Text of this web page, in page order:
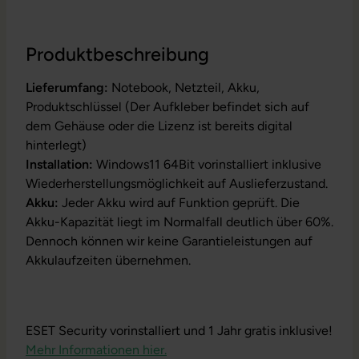
Produktbeschreibung
Lieferumfang: Notebook, Netzteil, Akku,
Produktschlüssel (Der Aufkleber befindet sich auf
dem Gehäuse oder die Lizenz ist bereits digital
hinterlegt)
Installation: Windows11 64Bit vorinstalliert inklusive
Wiederherstellungsmöglichkeit auf Auslieferzustand.
Akku: Jeder Akku wird auf Funktion geprüft. Die
Akku-Kapazität liegt im Normalfall deutlich über 60%.
Dennoch können wir keine Garantieleistungen auf
Akkulaufzeiten übernehmen.
ESET Security vorinstalliert und 1 Jahr gratis inklusive!
Mehr Informationen hier.